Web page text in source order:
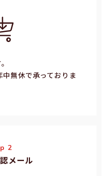
無休で承っておりま
2
メール